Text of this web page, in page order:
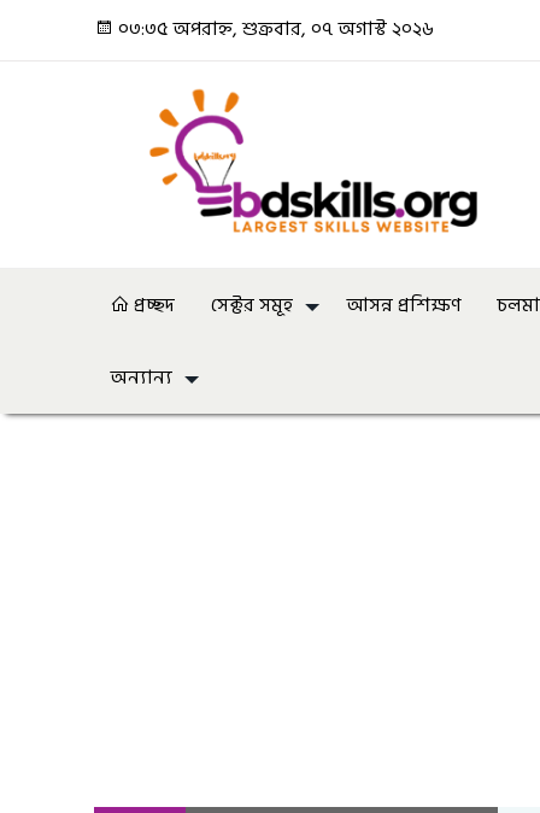
০৩:৩৫ অপরাহ্ন, শুক্রবার, ০৭ অগাস্ট ২০২৬
প্রচ্ছদ সেক্টর সমূহ আসন্ন প্রশিক্ষণ
অন্যান্য